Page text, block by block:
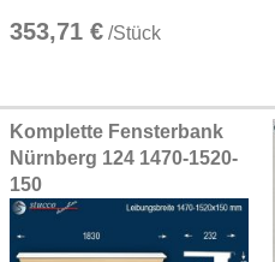
353,71 € /Stück
Komplette Fensterbank
Nürnberg 124 1470-1520-
150